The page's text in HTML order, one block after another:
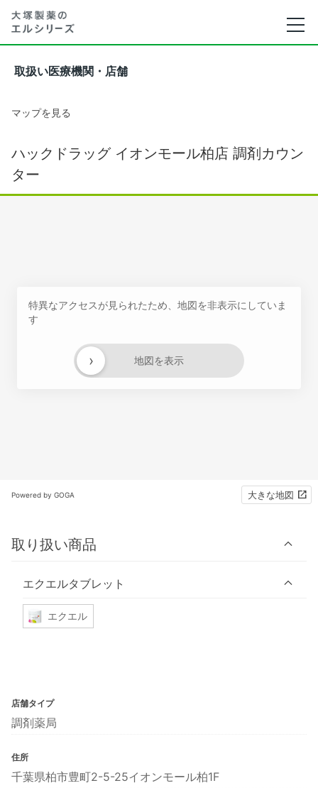
取扱い医療機関・店舗
マップを見る
ハックドラッグ イオンモール柏店 調剤カウン
ター
特異なアクセスが見られたため、地図を非表示にしていま
す
地図を表示
›
Powered by GOGA 大きな地図
取り扱い商品
エクエルタブレット
エクエル
店舗タイプ
調剤薬局
住所
千葉県柏市豊町2-5-25イオンモール柏1F